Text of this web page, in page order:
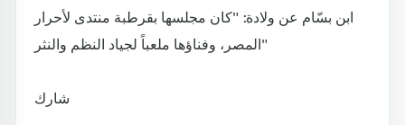
ابن بسّام عن ولادة: "كان مجلسها بقرطبة منتدى لأحرار
المصر، وفناؤها ملعباً لجياد النظم والنثر"
شارك